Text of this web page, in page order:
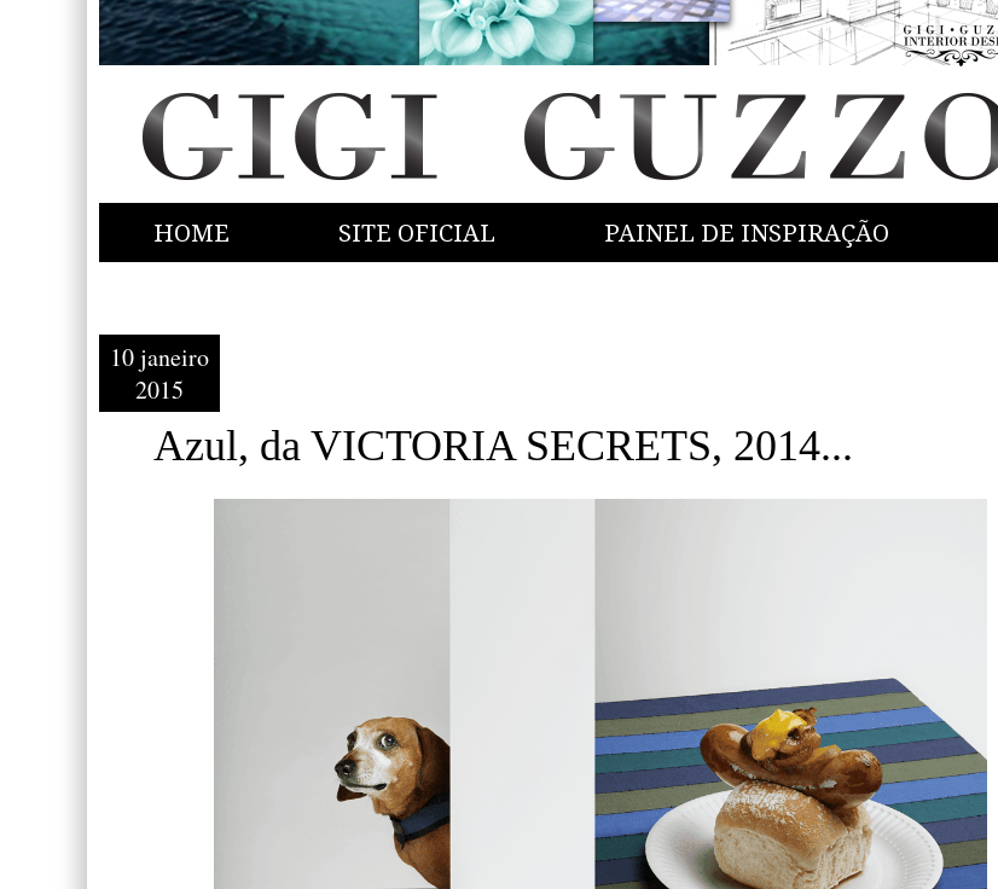
HOME SITE OFICIAL PAINEL DE INSPIRAÇÃO
10 janeiro
2015
Azul, da VICTORIA SECRETS, 2014...